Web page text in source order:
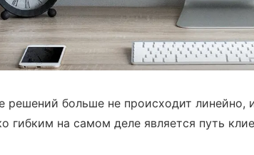
решений больше не происходит линейно,
гибким на самом деле является путь